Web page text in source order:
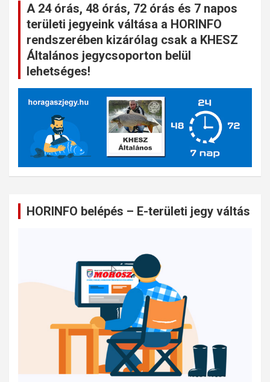
A 24 órás, 48 órás, 72 órás és 7 napos
területi jegyeink váltása a HORINFO
rendszerében kizárólag csak a KHESZ
Általános jegycsoporton belül
lehetséges!
HORINFO belépés – E-területi jegy váltás